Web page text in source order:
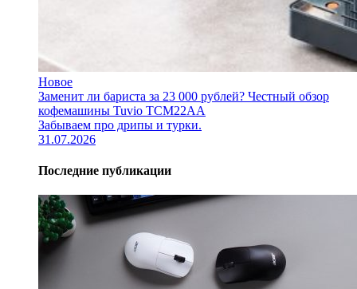
Новое
Заменит ли бариста за 23 000 рублей? Честный обзор
кофемашины Tuvio TCM22AA
Забываем про дрипы и турки.
31.07.2026
Последние публикации